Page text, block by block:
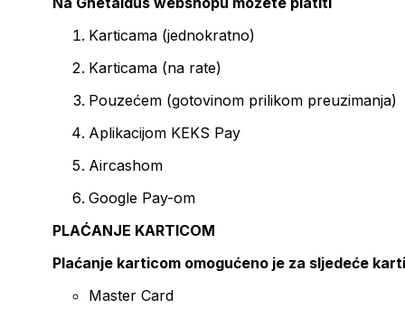
Karticama (jednokratno)
Karticama (na rate)
Pouzećem (gotovinom prilikom preuzimanja)
Aplikacijom KEKS Pay
Aircashom
Google Pay-om
PLAĆANJE KARTICOM
Plaćanje karticom omogućeno je za sljedeće
Master Card